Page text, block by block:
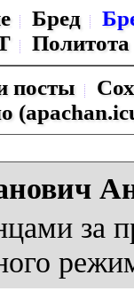
Бред
Политота
посты
за